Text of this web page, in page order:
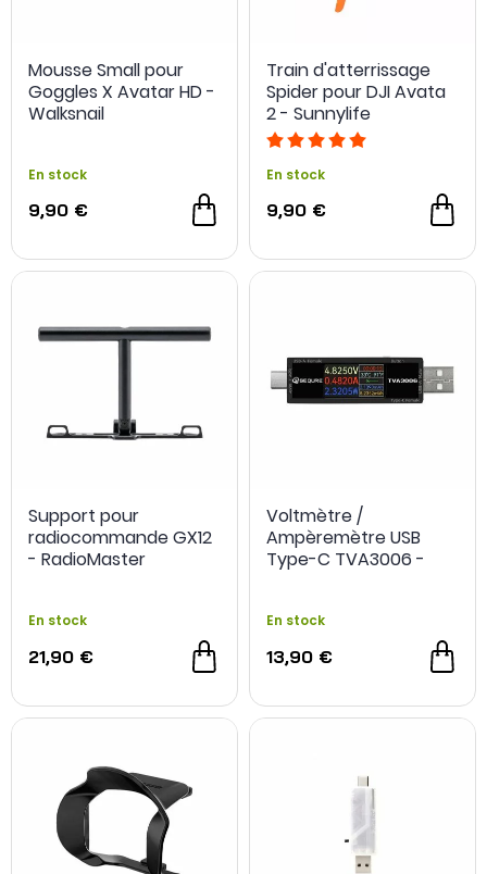
Mousse Small pour
Goggles X Avatar HD -
Walksnail
En stock
9,90 €
Train d'atterrissage
Spider pour DJI Avata
2 - Sunnylife
En stock
9,90 €
Support pour
radiocommande GX12
- RadioMaster
En stock
21,90 €
Voltmètre /
Ampèremètre USB
Type-C TVA3006 -
En stock
13,90 €